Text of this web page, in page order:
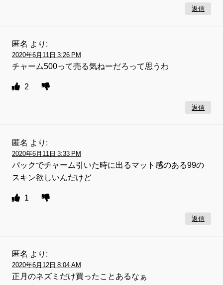
返信
匿名 より:
2020年6月11日 3:26 PM
チャーム500って売る気ねーだろって思うわ
2
返信
匿名 より:
2020年6月11日 3:33 PM
パックでチャーム引いた時に出るマット感のある99の
スキン欲しいんだけど
1
返信
匿名 より:
2020年6月12日 8:04 AM
正月のネズミだけ買ったことあるなぁ